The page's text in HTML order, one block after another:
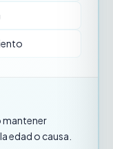
mantener
edad o causa.